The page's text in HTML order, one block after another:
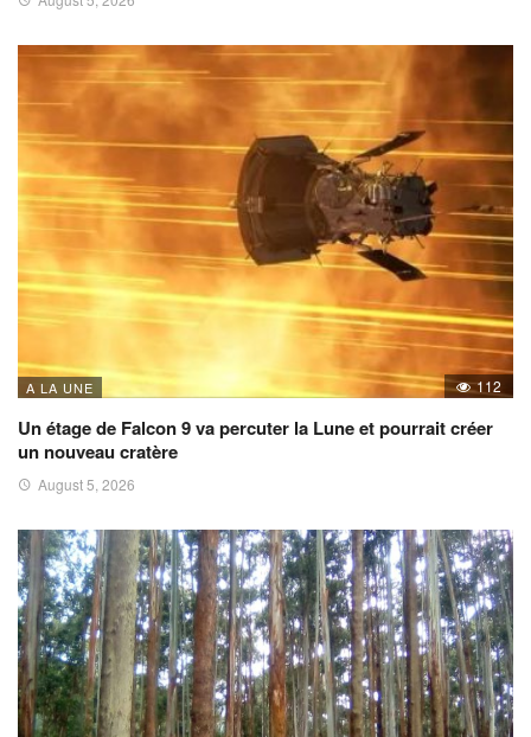
A LA UNE 112
Un étage de Falcon 9 va percuter la Lune et pourrait créer
un nouveau cratère
August 5, 2026